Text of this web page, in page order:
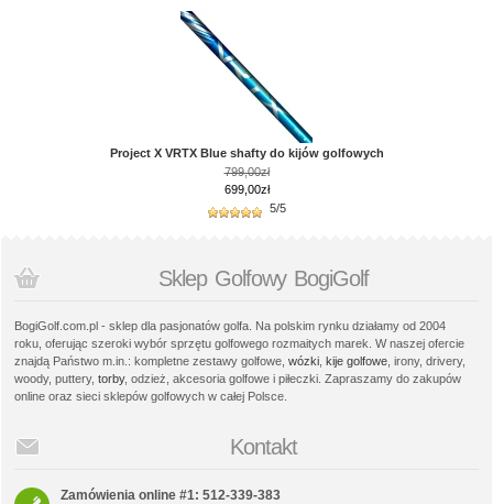
Project X VRTX Blue shafty do kijów golfowych
799,00zł
699,00zł
5/5
Sklep Golfowy BogiGolf
BogiGolf.com.pl - sklep dla pasjonatów golfa. Na polskim rynku działamy od 2004
roku, oferując szeroki wybór sprzętu golfowego rozmaitych marek. W naszej ofercie
znajdą Państwo m.in.: kompletne zestawy golfowe, wózki kije golfowe , irony, drivery,
woody, puttery, torby, odzież, akcesoria golfowe i piłeczki. Zapraszamy do zakupów
online oraz sieci sklepów golfowych w całej Polsce.
Kontakt
Zamówienia online #1: 512-339-383